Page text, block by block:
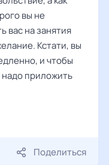
вы не
вас на занятия
Кстати, вы
и чтобы
надо приложить
Поделиться